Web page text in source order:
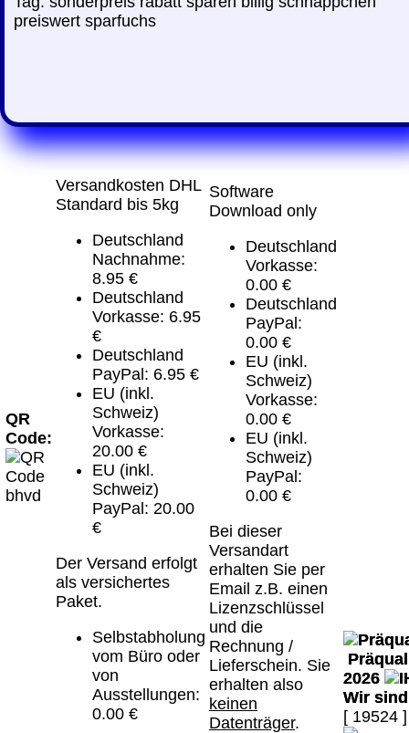
preiswert sparfuchs
QR
Code:
Versandkosten DHL
Standard bis 5kg
Deutschland
Nachnahme:
8.95 €
Deutschland
Vorkasse: 6.95
€
Deutschland
PayPal: 6.95 €
EU (inkl.
Schweiz)
Vorkasse:
20.00 €
EU (inkl.
Schweiz)
PayPal: 20.00
€
Der Versand erfolgt
als versichertes
Paket.
Selbstabholung
vom Büro oder
von
Ausstellungen:
0.00 €
Software
Download only
Deutschland
Vorkasse:
0.00 €
Deutschland
PayPal:
0.00 €
EU (inkl.
Schweiz)
Vorkasse:
0.00 €
EU (inkl.
Schweiz)
PayPal:
0.00 €
Bei dieser
Versandart
erhalten Sie per
Email z.B. einen
Lizenzschlüssel
und die
Rechnung /
Lieferschein. Sie
erhalten also
keinen
Datenträger.
2026
Wir
[ 19524 ]